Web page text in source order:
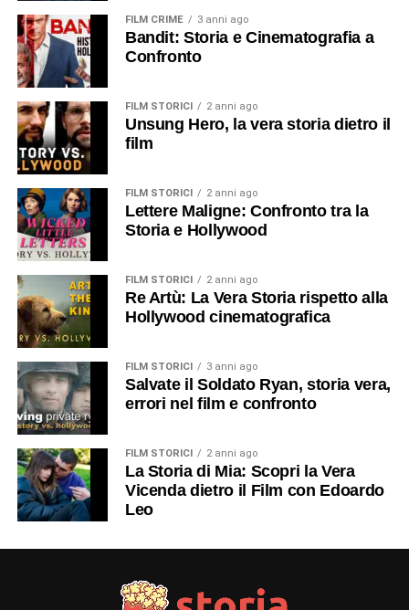
FILM CRIME 3 anni ago
Bandit: Storia e Cinematografia a
Confronto
FILM STORICI 2 anni ago
Unsung Hero, la vera storia dietro il
film
FILM STORICI 2 anni ago
Lettere Maligne: Confronto tra la
Storia e Hollywood
FILM STORICI 2 anni ago
Re Artù: La Vera Storia rispetto alla
Hollywood cinematografica
FILM STORICI 3 anni ago
Salvate il Soldato Ryan, storia vera,
errori nel film e confronto
FILM STORICI 2 anni ago
La Storia di Mia: Scopri la Vera
Vicenda dietro il Film con Edoardo
Leo